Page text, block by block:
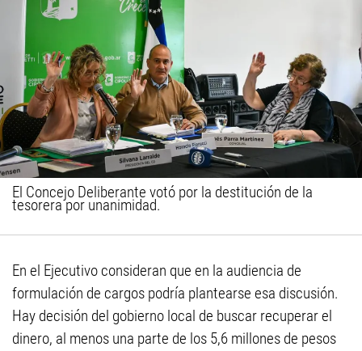
El Concejo Deliberante votó por la destitución de la
tesorera por unanimidad.
En el Ejecutivo consideran que en la audiencia de
formulación de cargos podría plantearse esa discusión.
Hay decisión del gobierno local de buscar recuperar el
dinero, al menos una parte de los 5,6 millones de pesos